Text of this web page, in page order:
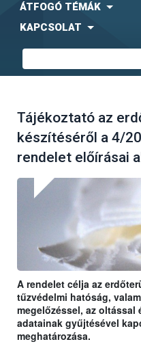
ÁTFOGÓ TÉMÁK
KAPCSOLAT
Tájékoztató az
készítéséről a 4/
rendelet előírásai
A rendelet célja az
tűzvédelmi hatóság,
megelőzéssel, az oltással
adatainak gyűjtésével
meghatározása.